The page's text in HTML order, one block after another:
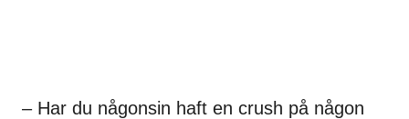
– Har du någonsin haft en crush på någon